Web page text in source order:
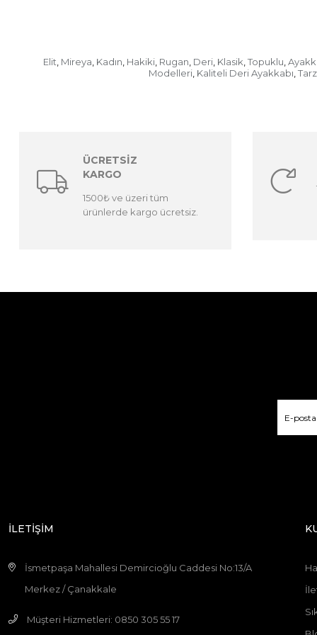
Elit, Mireya, Kadın, Hakiki, Rugan, Deri, Klasik, Topuklu,
Modelleri, Kaliteli Deri Ayakkabı,
ÜCRETSİZ
KARGO
1500₺ ve üzeri tüm
ürünlerde kargo ücretsiz.
İLETİŞİM
İsmetpaşa Mahallesi Demircioğlu Caddesi No:13/A
Merkez / Çanakkale
Müşteri Hizmetleri: 0850 305 55 17